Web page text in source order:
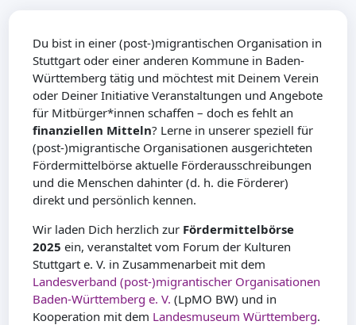
Du bist in einer (post-)migrantischen Organisation in
Stuttgart oder einer anderen Kommune in Baden-
Württemberg tätig und möchtest mit Deinem Verein
oder Deiner Initiative Veranstaltungen und Angebote
für Mitbürger*innen schaffen – doch es fehlt an
finanziellen Mitteln? Lerne in unserer speziell für
(post-)migrantische Organisationen ausgerichteten
Fördermittelbörse aktuelle Förderausschreibungen
und die Menschen dahinter (d. h. die Förderer)
direkt und persönlich kennen.
Wir laden Dich herzlich zur Fördermittelbörse
2025 ein, veranstaltet vom Forum der Kulturen
Stuttgart e. V. in Zusammenarbeit mit dem
Landesverband (post-)migrantischer Organisationen
Baden-Württemberg e. V. (LpMO BW) und in
Kooperation mit dem Landesmuseum Württemberg.